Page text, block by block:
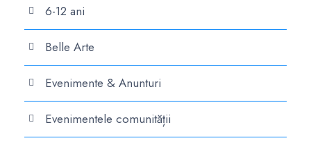
6-12 ani
Belle Arte
Evenimente & Anunturi
Evenimentele comunității